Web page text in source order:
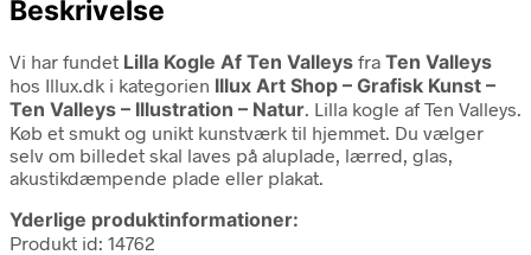
Beskrivelse
Vi har fundet Lilla Kogle Af Ten Valleys fra Ten Valleys
hos Illux.dk i kategorien Illux Art Shop – Grafisk Kunst –
Ten Valleys – Illustration – Natur. Lilla kogle af Ten Valleys.
Køb et smukt og unikt kunstværk til hjemmet. Du vælger
selv om billedet skal laves på aluplade, lærred, glas,
akustikdæmpende plade eller plakat.
Yderlige produktinformationer:
Produkt id: 14762